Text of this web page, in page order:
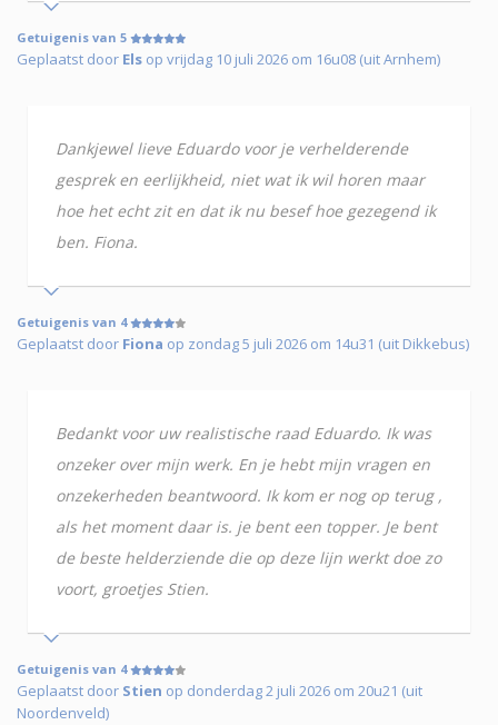
Getuigenis van 5
Geplaatst door Els op vrijdag 10 juli 2026 om 16u08 (uit Arnhem)
Dankjewel lieve Eduardo voor je verhelderende
gesprek en eerlijkheid, niet wat ik wil horen maar
hoe het echt zit en dat ik nu besef hoe gezegend ik
ben. Fiona.
Getuigenis van 4
Geplaatst door Fiona op zondag 5 juli 2026 om 14u31 (uit Dikkebus)
Bedankt voor uw realistische raad Eduardo. Ik was
onzeker over mijn werk. En je hebt mijn vragen en
onzekerheden beantwoord. Ik kom er nog op terug ,
als het moment daar is. je bent een topper. Je bent
de beste helderziende die op deze lijn werkt doe zo
voort, groetjes Stien.
Getuigenis van 4
Geplaatst door Stien op donderdag 2 juli 2026 om 20u21 (uit
Noordenveld)